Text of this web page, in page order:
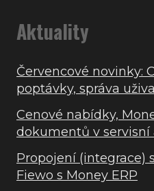
Aktuality
Červencové novinky:
poptávky, správa
Cenové nabídky,
dokumentů v servisní
Propojení (integrace)
Fiewo s Money ERP